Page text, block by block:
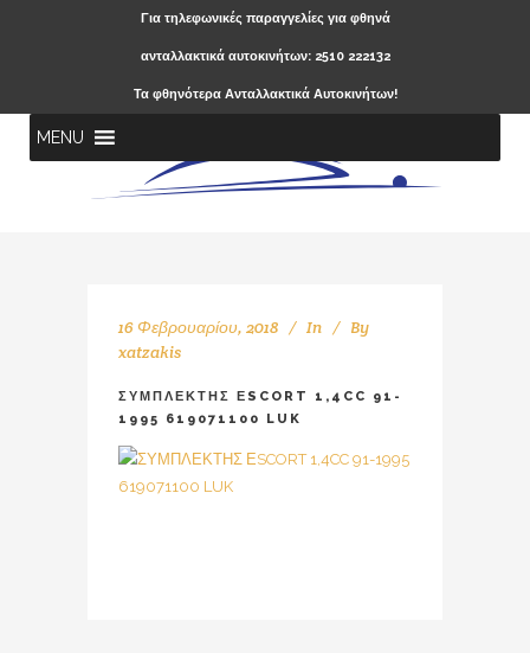
Για τηλεφωνικές παραγγελίες για φθηνά
ανταλλακτικά αυτοκινήτων: 2510 222132
Τα φθηνότερα Ανταλλακτικά Αυτοκινήτων!
MENU
16 Φεβρουαρίου, 2018 In
By
xatzakis
ΣΥΜΠΛΕΚΤΗΣ ΕSCORT 1,4CC 91-
1995 619071100 LUK